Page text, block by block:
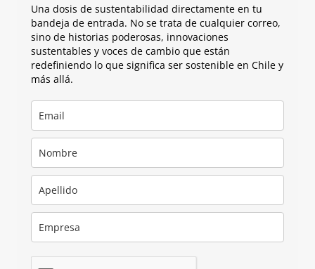
Una dosis de sustentabilidad directamente en tu
bandeja de entrada. No se trata de cualquier correo,
sino de historias poderosas, innovaciones
sustentables y voces de cambio que están
redefiniendo lo que significa ser sostenible en Chile y
más allá.